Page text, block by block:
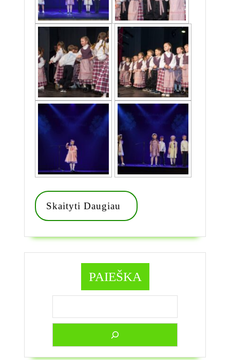
Skaityti Daugiau
Skaityti
Daugiau
PAIEŠKA